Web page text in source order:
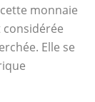
monnaie
Elle se